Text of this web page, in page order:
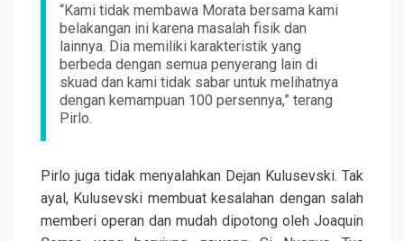
“Kami tidak membawa Morata bersama kami
belakangan ini karena masalah fisik dan
lainnya. Dia memiliki karakteristik yang
berbeda dengan semua penyerang lain di
skuad dan kami tidak sabar untuk melihatnya
dengan kemampuan 100 persennya,” terang
Pirlo.
Pirlo juga tidak menyalahkan Dejan Kulusevski. Tak
ayal, Kulusevski membuat kesalahan dengan salah
memberi operan dan mudah dipotong oleh Joaquin